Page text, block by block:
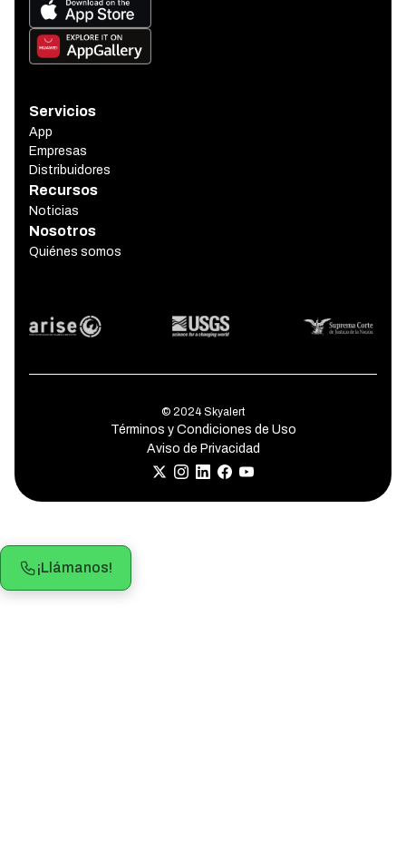
Servicios
App
Empresas
Distribuidores
Recursos
Noticias
Nosotros
Quiénes somos
© 2024 Skyalert
Términos y Condiciones de Uso
Aviso de Privacidad
¡Llámanos!